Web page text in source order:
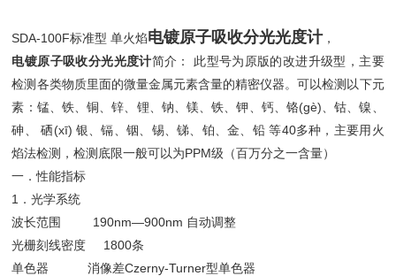
SDA-100F标准型 单火焰电镀原子吸收分光光度计，
电镀原子吸收分光光度计简介： 此型号为原版的改进升级型，主要
检测各类物质里面的微量金属元素含量的精密仪器。可以检测以下元
素：锰、铁、铜、锌、锂、钠、镁、铁、钾、钙、铬(gè)、钴、镍、
砷、 硒(xī) 银、镉、铟、锡、锑、铂、金、铅 等40多种，主要用火
焰法检测，检测底限一般可以为PPM级（百万分之一含量）
一．性能指标
1．光学系统
波长范围 190nm—900nm 自动调整
光栅刻线密度 1800条
单色器 消像差Czerny-Turner型单色器